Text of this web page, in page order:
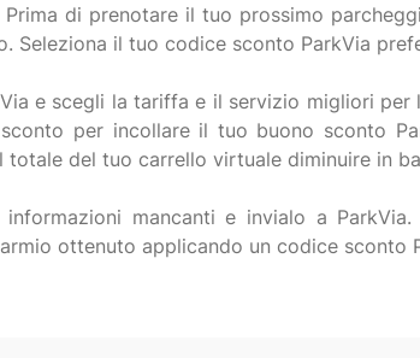
di prenotare il tuo prossimo
Seleziona il tuo codice sconto ParkVia
e scegli la tariffa e il servizio migliori
per incollare il tuo buono sconto
totale del tuo carrello virtuale diminuire in
mancanti e invialo a